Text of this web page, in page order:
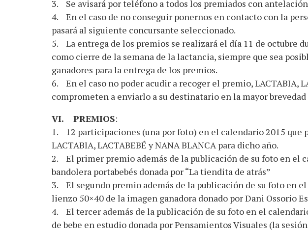
3. Se avisará por teléfono a todos los premiados con
4. En el caso de no conseguir ponernos en contacto con la
pasará al siguiente concursante seleccionado.
5. La entrega de los premios se realizará el día 11 de octubre
como cierre de la semana de la lactancia, siempre que sea
ganadores para la entrega de los premios.
6. En el caso no poder acudir a recoger el premio, LACTABIA,
comprometen a enviarlo a su destinatario en la mayor brevedad
VI. PREMIOS:
1. 12 participaciones (una por foto) en el calendario 2015 que
LACTABIA, LACTABEBÉ y NANA BLANCA para dicho año.
2. El primer premio además de la publicación de su foto en el
bandolera portabebés donada por “La tiendita de atrás”
3. El segundo premio además de la publicación de su foto en
lienzo 50×40 de la imagen ganadora donado por Dani Ossorio
4. El tercer además de la publicación de su foto en el
de bebe en estudio donada por Pensamientos Visuales (la